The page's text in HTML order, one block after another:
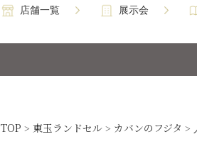
店舗一覧 展示会
TOP > 東玉ランドセル > カバンのフジタ >